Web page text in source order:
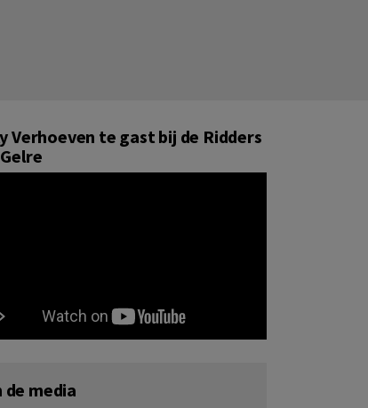
Verhoeven te gast bij de Ridders
de media